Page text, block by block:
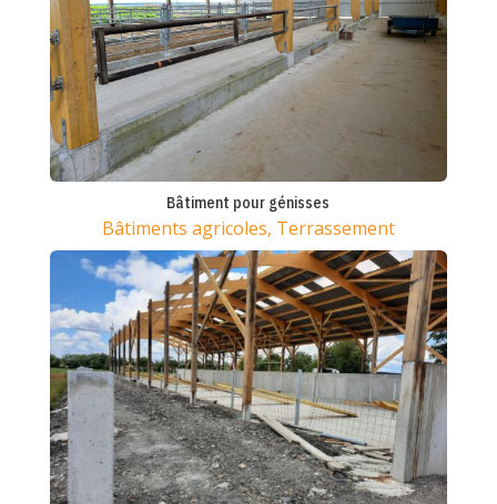
Bâtiment pour génisses
Bâtiments agricoles, Terrassement